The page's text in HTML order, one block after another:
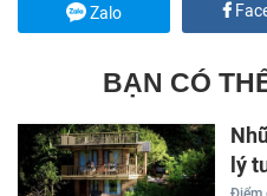
Zalo
BẠN CÓ
lý